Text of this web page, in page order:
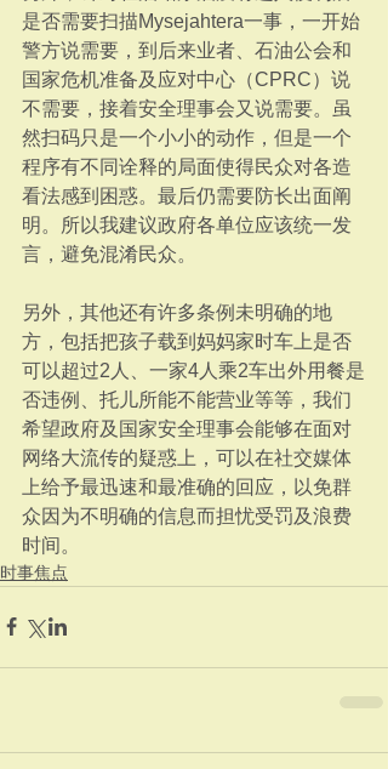
是否需要扫描Mysejahtera一事，一开始
警方说需要，到后来业者、石油公会和
国家危机准备及应对中心（CPRC）说
不需要，接着安全理事会又说需要。虽
然扫码只是一个小小的动作，但是一个
程序有不同诠释的局面使得民众对各造
看法感到困惑。最后仍需要防长出面阐
明。所以我建议政府各单位应该统一发
言，避免混淆民众。
另外，其他还有许多条例未明确的地
方，包括把孩子载到妈妈家时车上是否
可以超过2人、一家4人乘2车出外用餐是
否违例、托儿所能不能营业等等，我们
希望政府及国家安全理事会能够在面对
网络大流传的疑惑上，可以在社交媒体
上给予最迅速和最准确的回应，以免群
众因为不明确的信息而担忧受罚及浪费
时间。
时事焦点